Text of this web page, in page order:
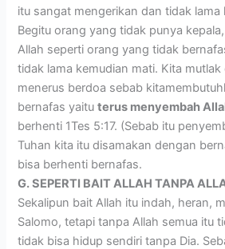
itu sangat mengerikan dan tidak lama
Begitu orang yang tidak punya
Allah seperti orang yang tidak
tidak lama kemudian mati. Kita
menerus berdoa sebab
bernafas yaituterus menyembah
berhenti 1Tes 5:17. (Sebab itu
Tuhan kita itu disamakan dengan
bisa berhenti bernafas.
G. SEPERTI BAIT ALLAH TANPA
Sekalipun bait Allah itu indah, heran,
Salomo, tetapi tanpa Allah semua itu
tidak bisa hidup sendiri tanpa Dia.